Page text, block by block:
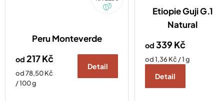
Peru Monteverde
od 217 Kč
Měrná
cena:
od 78,50 Kč
/ 100 g
Detail
Etiopie Guji G.1
Natural
od 339 Kč
Měrná
od 1,36 Kč / 1 g
Detail